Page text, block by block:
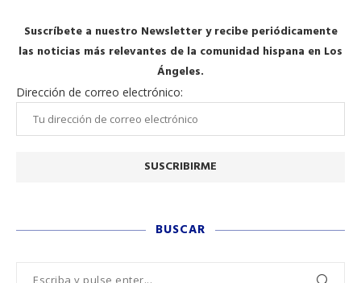
Suscríbete a nuestro Newsletter y recibe periódicamente
las noticias más relevantes de la comunidad hispana en Los
Ángeles.
Dirección de correo electrónico:
BUSCAR